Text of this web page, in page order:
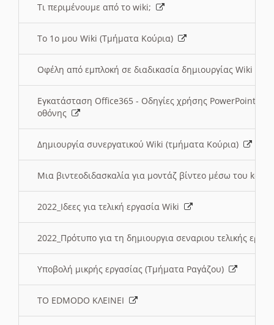
Τι περιμένουμε από το wiki;
Το 1ο μου Wiki (Τμήματα Κούρια)
Οφέλη από εμπλοκή σε διαδικασία δημιουργίας Wiki
Εγκατάσταση Office365 - Οδηγίες χρήσης PowerPoint
οθόνης
Δημιουργία συνεργατικού Wiki (τμήματα Κούρια)
Μια βιντεοδιδασκαλία για μοντάζ βίντεο μέσω του
2022_Ιδεες για τελική εργασία Wiki
2022_Πρότυπο για τη δημιουργια σεναριου τελικής
Υποβολή μικρής εργασίας (Τμήματα Ραγάζου)
ΤΟ EDMODO ΚΛΕΙΝΕΙ